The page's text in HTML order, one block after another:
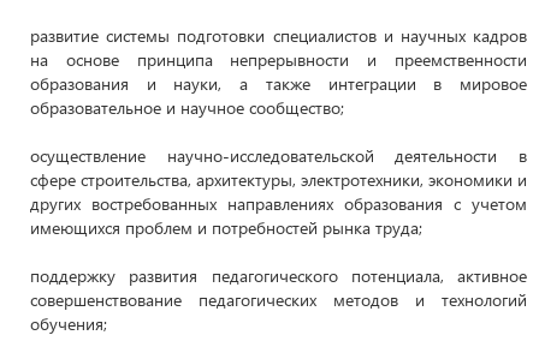
развитие системы подготовки специалистов и научных кадров
на основе принципа непрерывности и преемственности
образования и науки, а также интеграции в мировое
образовательное и научное сообщество;
осуществление научно-исследовательской деятельности в
сфере строительства, архитектуры, электротехники, экономики и
других востребованных направлениях образования с учетом
имеющихся проблем и потребностей рынка труда;
поддержку развития педагогического потенциала, активное
совершенствование педагогических методов и технологий
обучения;